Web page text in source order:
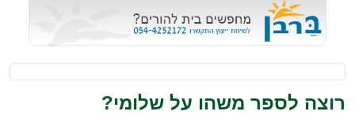
רוצה לספר משהו על שלומי?